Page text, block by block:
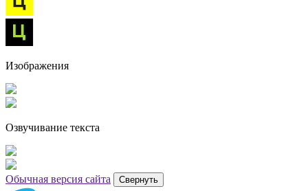
Изображения
Озвучивание текста
Обычная версия сайта Свернуть